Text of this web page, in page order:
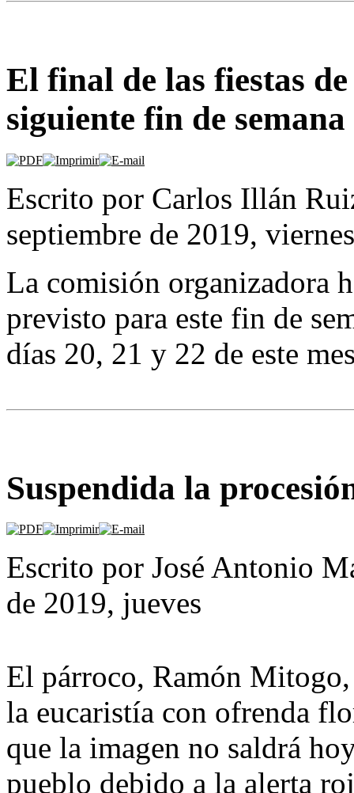
El final de las fiestas
siguiente fin de semana
Escrito por Carlos Illán
septiembre de 2019, viernes
La comisión organizadora
previsto para este fin de
días 20, 21 y 22 de este
Suspendida la
Escrito por José Antonio
de 2019, jueves
El párroco, Ramón
la eucaristía con ofrenda
que la imagen no saldrá
pueblo debido a la alerta